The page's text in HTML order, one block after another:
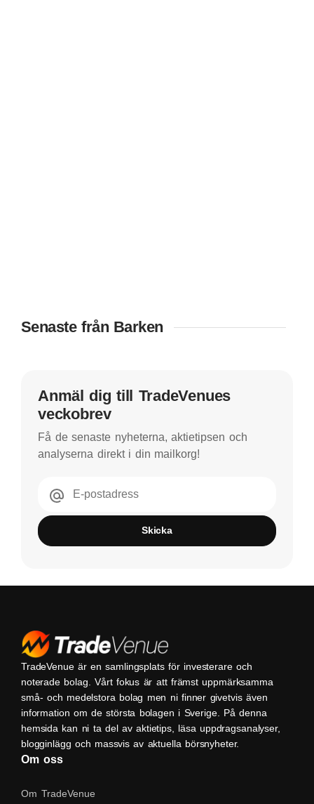
Senaste från Barken
Anmäl dig till TradeVenues
veckobrev
Få de senaste nyheterna, aktietipsen och
analyserna direkt i din mailkorg!
E-postadress
Skicka
TradeVenue är en samlingsplats för investerare och
noterade bolag. Vårt fokus är att främst uppmärksamma
små- och medelstora bolag men ni finner givetvis även
information om de största bolagen i Sverige. På denna
hemsida kan ni ta del av aktietips, läsa uppdragsanalyser,
blogginlägg och massvis av aktuella börsnyheter.
Om oss
Om TradeVenue